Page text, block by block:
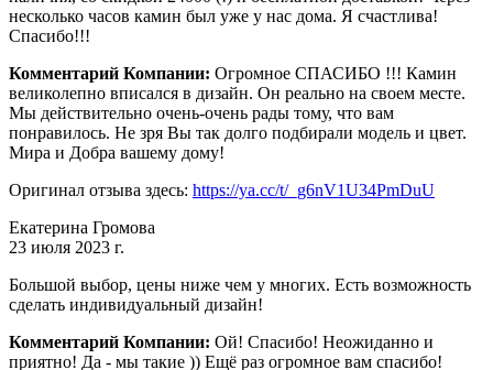
несколько часов камин был уже у нас дома. Я счастлива!
Спасибо!!!
Комментарий Компании: Огромное СПАСИБО !!! Камин
великолепно вписался в дизайн. Он реально на своем месте.
Мы действительно очень-очень рады тому, что вам
понравилось. Не зря Вы так долго подбирали модель и цвет.
Мира и Добра вашему дому!
Оригинал отзыва здесь: https://ya.cc/t/_g6nV1U34PmDuU
Екатерина Громова
23 июля 2023 г.
Большой выбор, цены ниже чем у многих. Есть возможность
сделать индивидуальный дизайн!
Комментарий Компании: Ой! Спасибо! Неожиданно и
приятно! Да - мы такие )) Ещё раз огромное вам спасибо!